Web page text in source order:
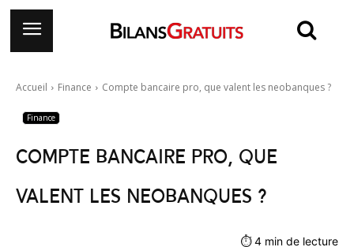
Accueil Finance Compte bancaire pro, que valent les neobanques ?
Finance
Compte bancaire pro, que
valent les neobanques ?
⏱4 min de lecture